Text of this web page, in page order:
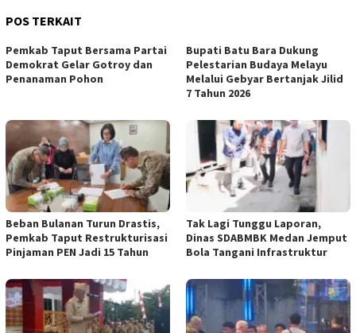
POS TERKAIT
Pemkab Taput Bersama Partai
Demokrat Gelar Gotroy dan
Penanaman Pohon
Bupati Batu Bara Dukung
Pelestarian Budaya Melayu
Melalui Gebyar Bertanjak Jilid
7 Tahun 2026
Beban Bulanan Turun Drastis,
Pemkab Taput Restrukturisasi
Pinjaman PEN Jadi 15 Tahun‎
Tak Lagi Tunggu Laporan,
Dinas SDABMBK Medan Jemput
Bola Tangani Infrastruktur